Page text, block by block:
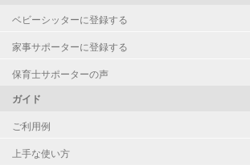
ベビーシッターに登録する
家事サポーターに登録する
保育士サポーターの声
ガイド
ご利用例
上手な使い方